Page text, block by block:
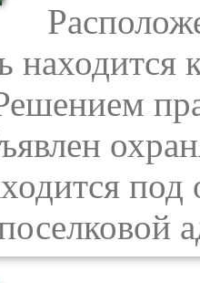
под